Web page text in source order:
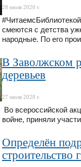
28 июля 2020 г.
смеются с детства
народные. По его
В Заволжском
деревьев
27 июля 2020 г.
Во всероссийской
войне, приняли
Определён
строительство